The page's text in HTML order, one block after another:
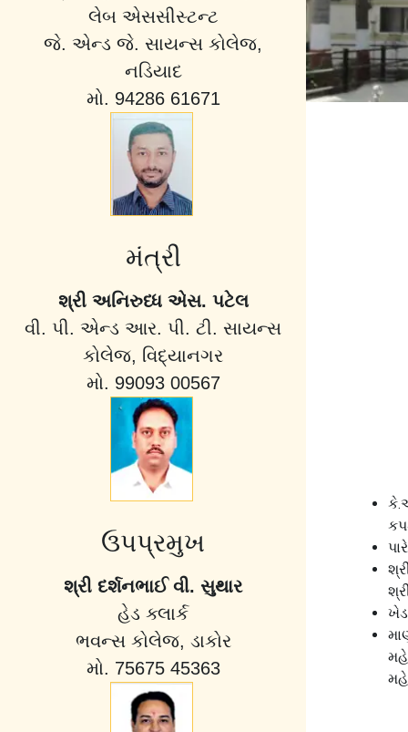
લેબ એસસીસ્ટન્ટ
જે. એન્ડ જે. સાયન્સ કોલેજ,
નડિયાદ
મો. 94286 61671
મંત્રી
શ્રી અનિરુધ્ધ એસ. પટેલ
વી. પી. એન્ડ આર. પી. ટી. સાયન્સ
કોલેજ, વિદ્યાનગર
મો. 99093 00567
ઉપપ્રમુખ
શ્રી દર્શનભાઈ વી. સુથાર
હેડ ક્લાર્ક
ભવન્સ કોલેજ, ડાકોર
મો. 75675 45363